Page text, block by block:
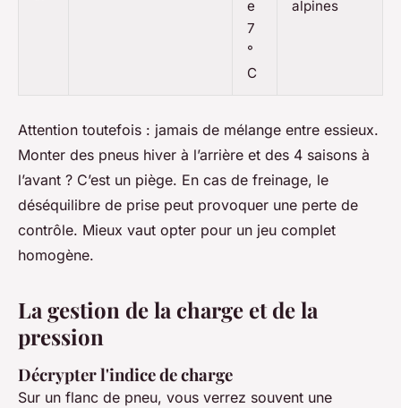
e
7
°
C
alpines
Attention toutefois : jamais de mélange entre essieux.
Monter des pneus hiver à l’arrière et des 4 saisons à
l’avant ? C’est un piège. En cas de freinage, le
déséquilibre de prise peut provoquer une perte de
contrôle. Mieux vaut opter pour un jeu complet
homogène.
La gestion de la charge et de la
pression
Décrypter l'indice de charge
Sur un flanc de pneu, vous verrez souvent une